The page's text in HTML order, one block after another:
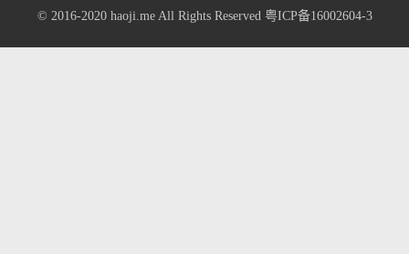
© 2016-2020 haoji.meAll Rights Reserved 粤ICP备16002604-3